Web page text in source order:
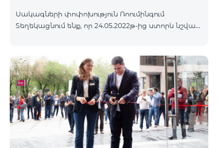
Սակագների փոփոխություն Ռոումինգում
Տեղեկացնում ենք, որ 24.05.2022թ-ից ստորև նշված
զանգեր դեպի Հայաստան՝ 2500 դրամ/րոպե
Ելքային զանգեր Միջազգային՝ 2500 դրամ/րոպե
Ելքային զանգեր տեղական՝ 800 դրամ/րոպե SMS՝
500 դրամ Ինտերնետ՝ 8000 դրամ/ՄԲ Երկրների
ցանկ՝ Անգոլա, Բերմուդյան կղզիներ, Բահամյան
կղզիներ, Բուրկինա Ֆասո, Դոմինիկյան
Հանրապետություն, Կաբո Վերդե, Կուբա,
Հասարակածային Գվինեա, Եթովպիա, Գամբիա,